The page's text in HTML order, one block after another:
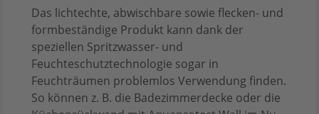
Das lichtechte, abwischbare sowie flecken- und
formbeständige Produkt kann dank der
speziellen Spritzwasser- und
Feuchteschutztechnologie sogar in
Feuchträumen problemlos Verwendung finden.
So können z. B. die Badezimmerdecke oder die